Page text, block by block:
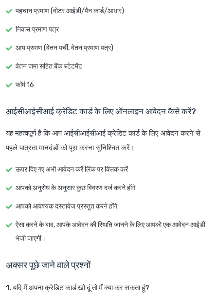
पहचान प्रमाण (वोटर आईडी/पैन कार्ड/आधार)
निवास प्रमाण पत्र
आय प्रमाण (वेतन पर्ची, वेतन प्रमाण पत्र)
वेतन जमा सहित बैंक स्टेटमेंट
फॉर्म 16
आईसीआईसीआई क्रेडिट कार्ड के लिए ऑनलाइन आवेदन कैसे करें?
यह महत्वपूर्ण है कि आप आईसीआईसीआई क्रेडिट कार्ड के लिए आवेदन करने से
पहले पात्रता मानदंडों को पूरा करना सुनिश्चित करें।
ऊपर दिए गए अभी आवेदन करें लिंक पर क्लिक करें
आपको अनुरोध के अनुसार कुछ विवरण दर्ज करने होंगे
आपको आवश्यक दस्तावेज प्रस्तुत करने होंगे
ऐसा करने के बाद, आपके आवेदन की स्थिति जानने के लिए आपको एक आवेदन आईडी
भेजी जाएगी।
अक्सर पूछे जाने वाले प्रश्नों
1. यदि मैं अपना क्रेडिट कार्ड खो दूं तो मैं क्या कर सकता हूं?